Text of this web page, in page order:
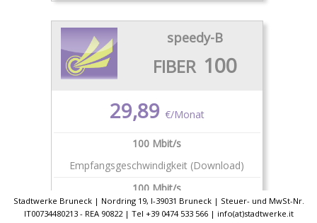
Stadtwerke Bruneck | Nordring 19, I-39031 Bruneck | Steuer- und MwSt-Nr.
IT00734480213 - REA 90822 | Tel +39 0474 533 566 | info(at)stadtwerke.it
speedy-B
FIBER 100
29,89 €/Monat
100 Mbit/s
Empfangsgeschwindigkeit (Download)
100 Mbit/s
Sendegeschwindigkeit (Upload)